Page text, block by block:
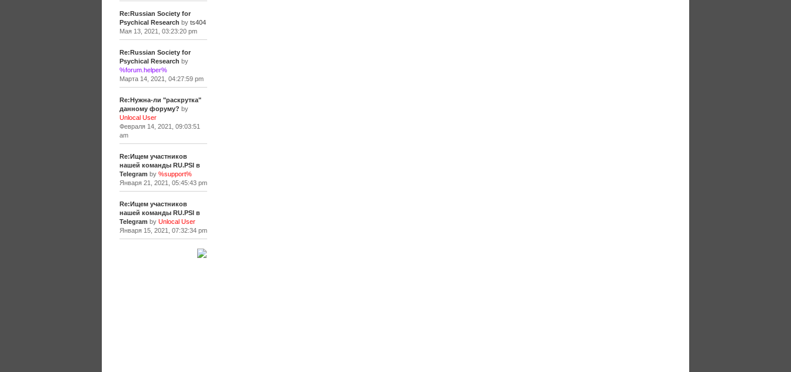
Re:Russian Society for
Psychical Research by ts404
Мая 13, 2021, 03:23:20 pm
Re:Russian Society for
Psychical Research by
%forum.helper%
Марта 14, 2021, 04:27:59 pm
Re:Нужна-ли "раскрутка"
данному форуму? by
Unlocal User
Февраля 14, 2021, 09:03:51
am
Re:Ищем участников
нашей команды RU.PSI в
Telegram by %support%
Января 21, 2021, 05:45:43 pm
Re:Ищем участников
нашей команды RU.PSI в
Telegram by Unlocal User
Января 15, 2021, 07:32:34 pm